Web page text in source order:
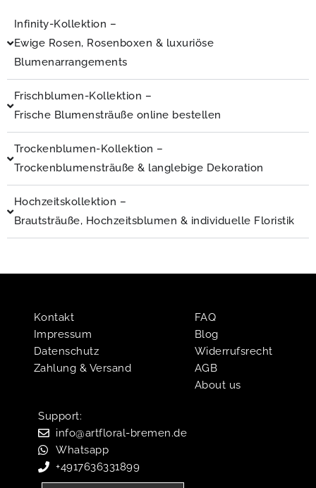
Infinity-Kollektion –
Ewige Rosen, Rosenboxen & luxuriöse
Blumenarrangements
Frischblumen-Kollektion –
Frische Blumensträuße online bestellen
Trockenblumen-Kollektion –
Trockenblumensträuße & langlebige Dekoration
Hochzeitskollektion –
Brautsträuße, Hochzeitsblumen & individuelle Floristik
Kontakt
Impressum
Datenschutz
Zahlung & Versand
FAQ
Blog
Widerrufsrecht
AGB
About us
Support:​
info@artfloral-bremen.de
Whatsapp
+4917636331899